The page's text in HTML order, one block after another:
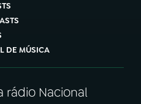
DE MÚSICA
rádio Nacional